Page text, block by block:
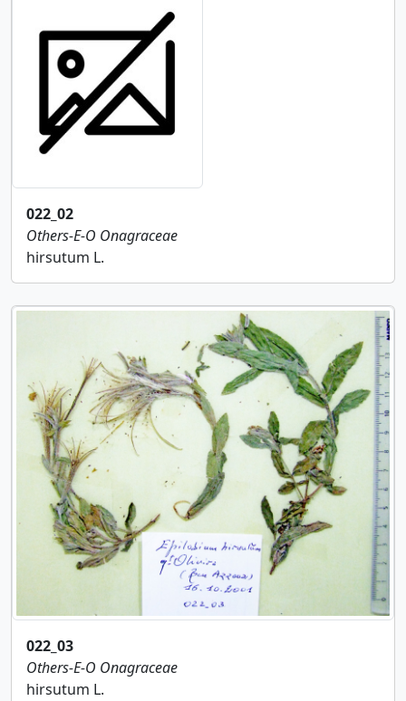
022_02
Others-E-O Onagraceae
hirsutum L.
022_03
Others-E-O Onagraceae
hirsutum L.